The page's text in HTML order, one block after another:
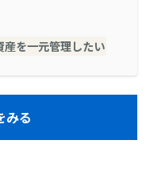
産を一元管理したい
みる